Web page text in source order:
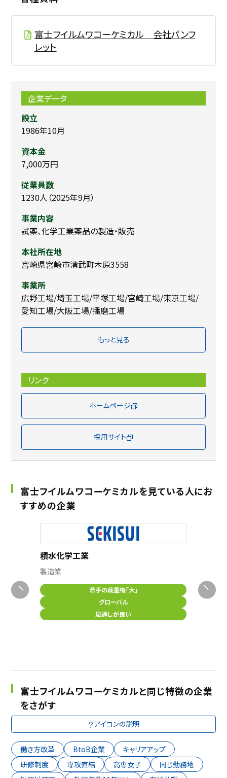
富士フイルムワコーケミカル 会社パンフ
レット
企業データ
設立
1986年10月
資本金
7,000万円
従業員数
1230人（2025年9月）
事業内容
試薬、化学工業薬品の製造・販売
本社所在地
宮崎県宮崎市清武町木原3558
事業所
広野工場/埼玉工場/平塚工場/宮崎工場/東京工場/
愛知工場/大阪工場/播磨工場
もっと見る
リンク
ホームページ
採用サイト
富士フイルムワコーケミカルを見ている人にお
すすめの企業
積水化学工業
製造業
若手の裁量権「大」
グローバル
風通しが良い
電子部品
富士フイルムワコーケミカルと同じ特徴の企業
をさがす
アイコンの説明
働き方改革 BtoB企業
キャリアアップ
研修制度
専攻直結 高専女子
同じ勤務地